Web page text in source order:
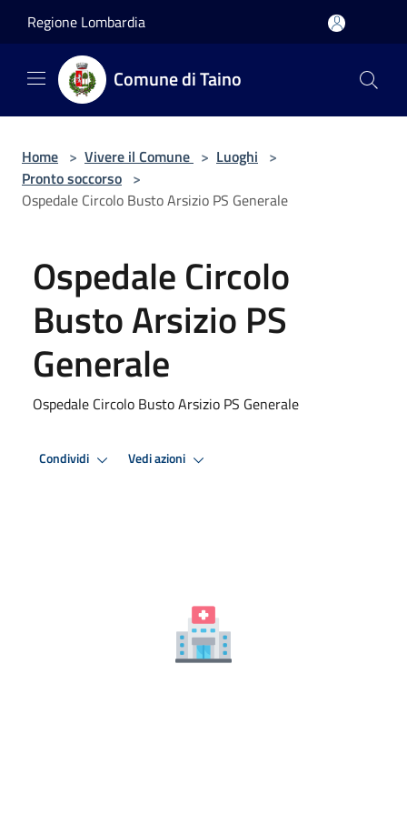
Regione Lombardia
Comune di Taino
Home > Vivere il Comune > Luoghi >
Pronto soccorso >
Ospedale Circolo Busto Arsizio PS Generale
Ospedale Circolo
Busto Arsizio PS
Generale
Ospedale Circolo Busto Arsizio PS Generale
Condividi Vedi azioni